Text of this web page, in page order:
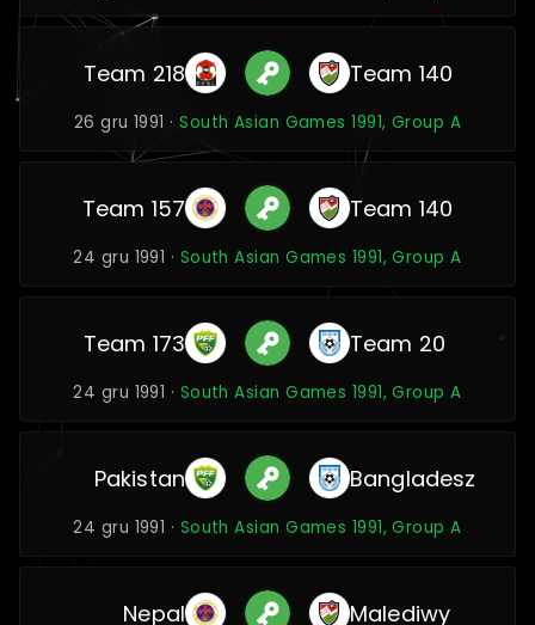
Team 218 Team 140
26 gru 1991 ·South Asian Games 1991, Group A
Team 157 Team 140
24 gru 1991 · South Asian Games 1991, Group A
Team 173 Team 20
24 gru 1991 · South Asian Games 1991, Group A
Pakistan Bangladesz
24 gru 1991 · South Asian Games 1991, Group A
Nepal Malediwy